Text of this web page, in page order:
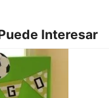
Interesar